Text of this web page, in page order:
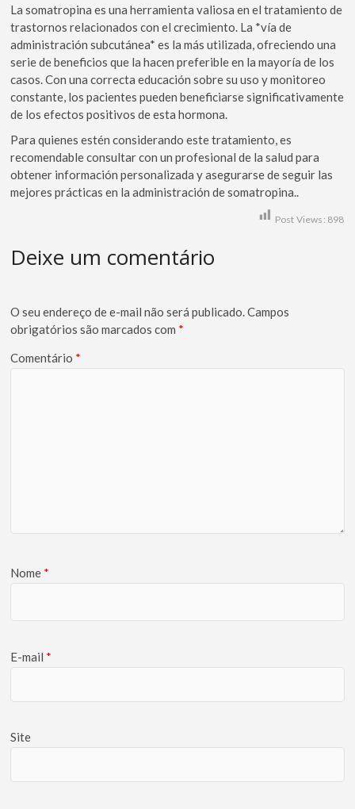
La somatropina es una herramienta valiosa en el tratamiento de
trastornos relacionados con el crecimiento. La *vía de
administración subcutánea* es la más utilizada, ofreciendo una
serie de beneficios que la hacen preferible en la mayoría de los
casos. Con una correcta educación sobre su uso y monitoreo
constante, los pacientes pueden beneficiarse significativamente
de los efectos positivos de esta hormona.
Para quienes estén considerando este tratamiento, es
recomendable consultar con un profesional de la salud para
obtener información personalizada y asegurarse de seguir las
mejores prácticas en la administración de somatropina..
Post Views: 898
Deixe um comentário
O seu endereço de e-mail não será publicado.Campos
obrigatórios são marcados com *
Comentário *
Nome *
E-mail *
Site